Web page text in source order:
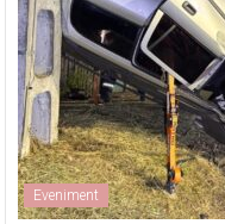
Eveniment